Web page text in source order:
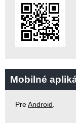
Mobilné
PreAndroid.